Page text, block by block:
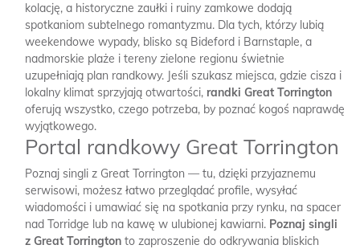
kolację, a historyczne zaułki i ruiny zamkowe dodają
spotkaniom subtelnego romantyzmu. Dla tych, którzy lubią
weekendowe wypady, blisko są Bideford i Barnstaple, a
nadmorskie plaże i tereny zielone regionu świetnie
uzupełniają plan randkowy. Jeśli szukasz miejsca, gdzie cisza i
lokalny klimat sprzyjają otwartości, randki Great Torrington
oferują wszystko, czego potrzeba, by poznać kogoś naprawdę
wyjątkowego.
Portal randkowy Great Torrington
Poznaj singli z Great Torrington — tu, dzięki przyjaznemu
serwisowi, możesz łatwo przeglądać profile, wysyłać
wiadomości i umawiać się na spotkania przy rynku, na spacer
nad Torridge lub na kawę w ulubionej kawiarni. Poznaj singli
z Great Torrington to zaproszenie do odkrywania bliskich